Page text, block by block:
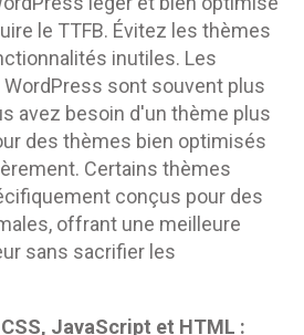
le TTFB. Évitez les thèmes
inutiles. Les
sont souvent plus
avez besoin d'un thème plus
des thèmes bien optimisés
Certains thèmes
conçus pour des
offrant une meilleure
sans sacrifier les
JavaScript et HTML :